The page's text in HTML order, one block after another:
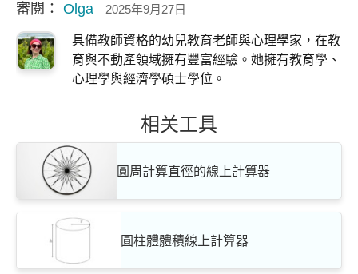
審閱： Olga 2025年9月27日
具備教師資格的幼兒教育老師與心理學家，在教
育與不動產領域擁有豐富經驗。她擁有教育學、
心理學與經濟學碩士學位。
相关工具
圓周計算直徑的線上計算器
圓柱體體積線上計算器